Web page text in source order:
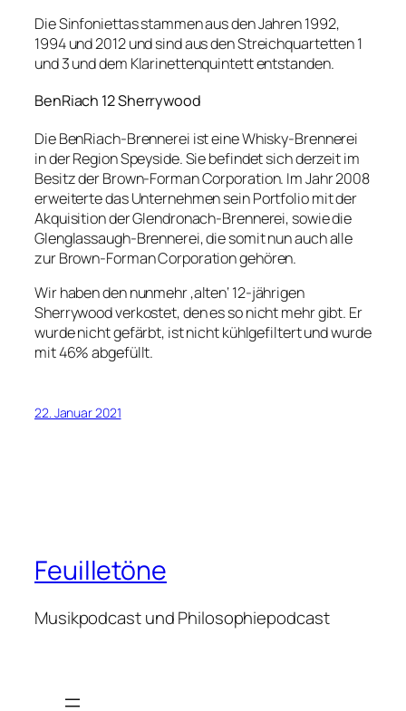
Die Sinfoniettas stammen aus den Jahren 1992,
1994 und 2012 und sind aus den Streichquartetten 1
und 3 und dem Klarinettenquintett entstanden.
BenRiach 12 Sherrywood
Die BenRiach-Brennerei ist eine Whisky-Brennerei
in der Region Speyside. Sie befindet sich derzeit im
Besitz der Brown-Forman Corporation. Im Jahr 2008
erweiterte das Unternehmen sein Portfolio mit der
Akquisition der Glendronach-Brennerei, sowie die
Glenglassaugh-Brennerei, die somit nun auch alle
zur Brown-Forman Corporation gehören.
Wir haben den nunmehr ‚alten‘ 12-jährigen
Sherrywood verkostet, den es so nicht mehr gibt. Er
wurde nicht gefärbt, ist nicht kühlgefiltert und wurde
mit 46% abgefüllt.
22. Januar 2021
Feuilletöne
Musikpodcast und Philosophiepodcast